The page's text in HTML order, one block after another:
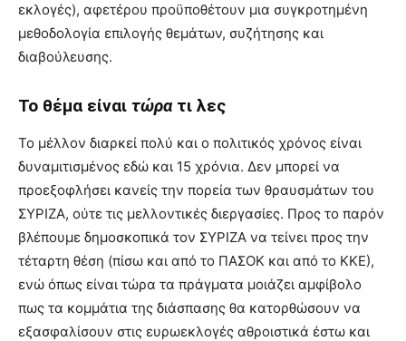
εκλογές), αφετέρου προϋποθέτουν μια συγκροτημένη
μεθοδολογία επιλογής θεμάτων, συζήτησης και
διαβούλευσης.
Το θέμα είναι τώρα τι λες
Το μέλλον διαρκεί πολύ και ο πολιτικός χρόνος είναι
δυναμιτισμένος εδώ και 15 χρόνια. Δεν μπορεί να
προεξοφλήσει κανείς την πορεία των θραυσμάτων του
ΣΥΡΙΖΑ, ούτε τις μελλοντικές διεργασίες. Προς το παρόν
βλέπουμε δημοσκοπικά τον ΣΥΡΙΖΑ να τείνει προς την
τέταρτη θέση (πίσω και από το ΠΑΣΟΚ και από το ΚΚΕ),
ενώ όπως είναι τώρα τα πράγματα μοιάζει αμφίβολο
πως τα κομμάτια της διάσπασης θα κατορθώσουν να
εξασφαλίσουν στις ευρωεκλογές αθροιστικά έστω και